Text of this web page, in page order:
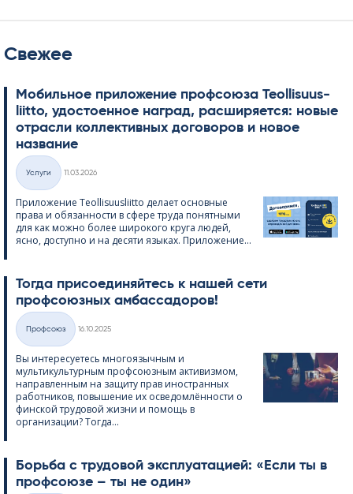
Свежее
Мобильное приложение профсоюза Teol­li­suus­
liitto, удостоенное наград, расширяется: новые
отрасли коллективных договоров и новое
название
Категории
Услуги
11.03.2026
Приложение Teol­li­suus­liitto делает основные
права и обязанности в сфере труда понятными
для как можно более широкого круга людей,
ясно, доступно и на десяти языках. Приложение...
Тогда присоединяйтесь к нашей сети
профсоюзных амбассадоров!
Категории
Профсоюз
16.10.2025
Вы интересуетесь многоязычным и
мультикультурным профсоюзным активизмом,
направленным на защиту прав иностранных
работников, повышение их осведомлённости о
финской трудовой жизни и помощь в
организации? Тогда...
Борьба с трудовой эксплуатацией: «Если ты в
профсоюзе – ты не один»